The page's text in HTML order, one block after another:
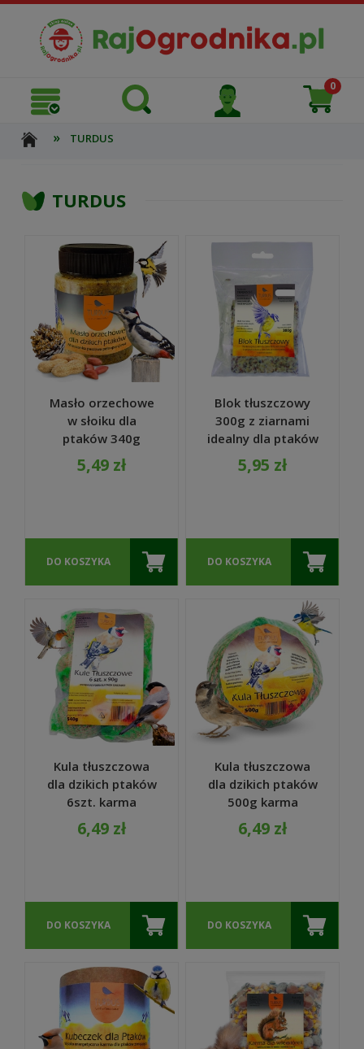
» TURDUS
TURDUS
Masło orzechowe
w słoiku dla
ptaków 340g
karma z ziarnami i
orzechami -
5,49 zł
DO KOSZYKA
Blok tłuszczowy
300g z ziarnami
idealny dla ptaków
do karmnika -
TURDUS
5,95 zł
DO KOSZYKA
Kula tłuszczowa
dla dzikich ptaków
6szt. karma
idealna na jesień i
zimę - TURDUS
6,49 zł
DO KOSZYKA
Kula tłuszczowa
dla dzikich ptaków
500g karma
Idealna na jesień i
zimę - TURDUS
6,49 zł
DO KOSZYKA